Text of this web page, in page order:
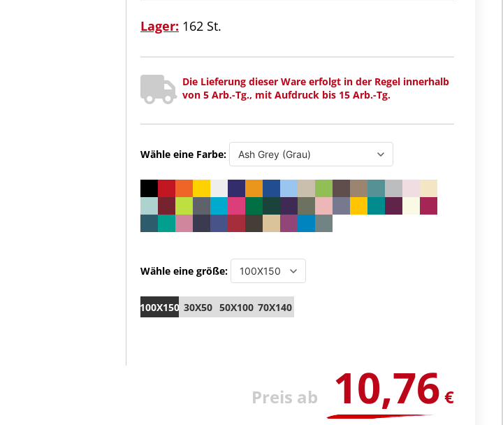
Lager: 162 St.
Die Lieferung dieser Ware erfolgt in der Regel innerhalb
von 5 Arb.-Tg., mit Aufdruck bis 15 Arb.-Tg.
Wähle eine Farbe:
Wähle eine größe:
100X150 30X50 50X100 70X140
Preis ab 10,76 €